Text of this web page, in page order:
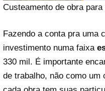
Custeamento de obra para
Fazendo a conta pra uma
investimento numa faixa
330 mil. É importante
de trabalho, não como um